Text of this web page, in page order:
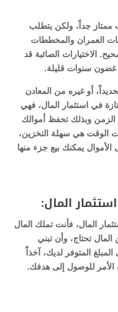
ممتاز جداً، ولكن يتطلب
العمران والمخططات
الاختيارات الصائبة قد
سنوات قليلة.
أو غيره من المعادن
في استثمار المال، فهي
وبذلك تحفظ أموالك
هي سهلة التخزين،
يمكنك بيع جزء منها
المال، فأنت تملك المال
تحتاج، وأن تبني
المتوفر لديك، آخذاّ
الأمر للوصول إلى هدفك.